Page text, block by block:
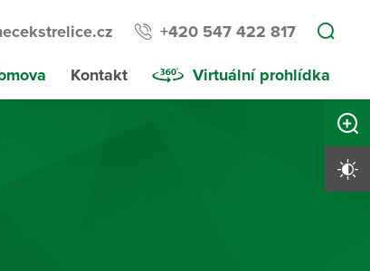
+420 547 422 817
Kontakt Virtuální prohlídka